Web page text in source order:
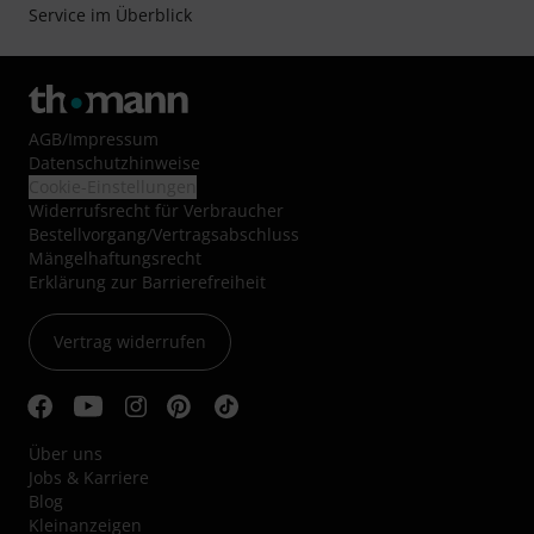
Service im Überblick
AGB/Impressum
Datenschutzhinweise
Widerrufsrecht für Verbraucher
Bestellvorgang/Vertragsabschluss
Mängelhaftungsrecht
Erklärung zur Barrierefreiheit
Vertrag widerrufen
Über uns
Jobs & Karriere
Blog
Kleinanzeigen